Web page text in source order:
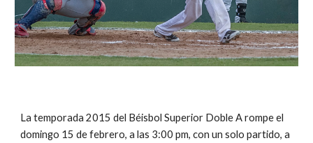
La temporada 2015 del Béisbol Superior Doble A rompe el
domingo 15 de febrero, a las 3:00 pm, con un solo partido, a